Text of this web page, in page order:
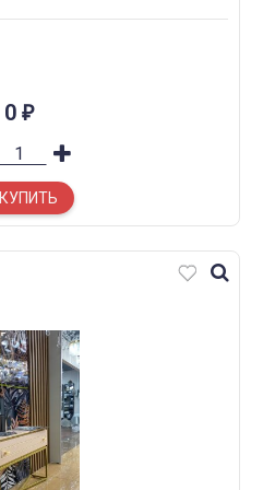
0 ₽
КУПИТЬ